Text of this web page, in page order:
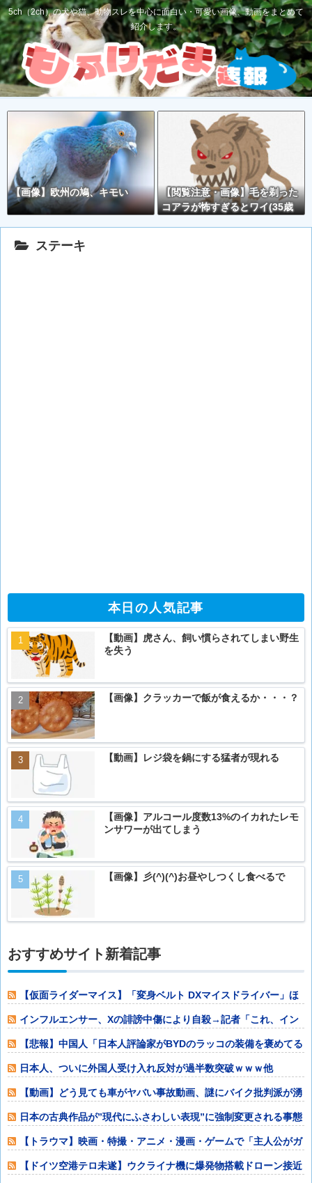
5ch（2ch）の犬や猫、動物スレを中心に面白い・可愛い画像、動画をまとめて
紹介します。
【画像】欧州の鳩、キモい
【閲覧注意・画像】毛を剃った
コアラが怖すぎるとワイ(35歳
ステーキ
本日の人気記事
【動画】虎さん、飼い慣らされてしまい野生
を失う
【画像】クラッカーで飯が食えるか・・・？
【動画】レジ袋を鍋にする猛者が現れる
【画像】アルコール度数13%のイカれたレモ
ンサワーが出てしまう
【画像】彡(^)(^)お昼やしつくし食べるで
おすすめサイト新着記事
【仮面ライダーマイス】「変身ベルト DXマイスドライバー」ほ
インフルエンサー、Xの誹謗中傷により自殺→記者「これ、イン
プレゾンビが誹
【悲報】中国人「日本人評論家がBYDのラッコの装備を褒めてる
けど中国では
日本人、ついに外国人受け入れ反対が過半数突破ｗｗｗ他
【動画】どう見ても車がヤバい事故動画、謎にバイク批判派が湧
いてきて終わる
日本の古典作品が”現代にふさわしい表現”に強制変更される事態
が進行中、今
【トラウマ】映画・特撮・アニメ・漫画・ゲームで「主人公がガ
チで敗北した回
【ドイツ空港テロ未遂】ウクライナ機に爆発物搭載ドローン接近